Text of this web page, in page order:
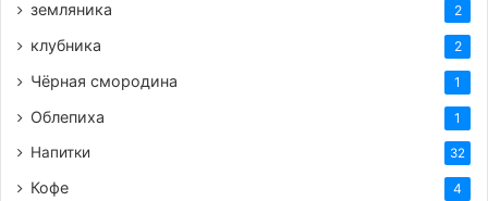
земляника 2
клубника 2
Чёрная смородина 1
Облепиха 1
Напитки 32
Кофе 4